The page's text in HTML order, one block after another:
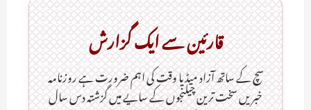
قارئین سے ایک گزارش
سچ کے ساتھ آزاد میڈیا وقت کی اہم ضرورت ہےـ روزنامہ
خبریں سخت ترین چیلنجوں کے سایے میں گزشتہ دس سال